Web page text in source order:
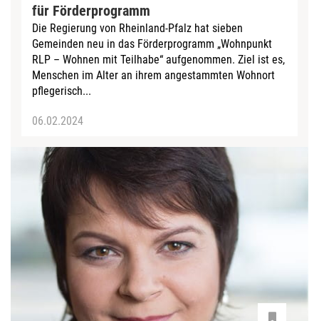
für Förderprogramm
Die Regierung von Rheinland-Pfalz hat sieben
Gemeinden neu in das Förderprogramm „Wohnpunkt
RLP – Wohnen mit Teilhabe“ aufgenommen. Ziel ist es,
Menschen im Alter an ihrem angestammten Wohnort
pflegerisch...
06.02.2024